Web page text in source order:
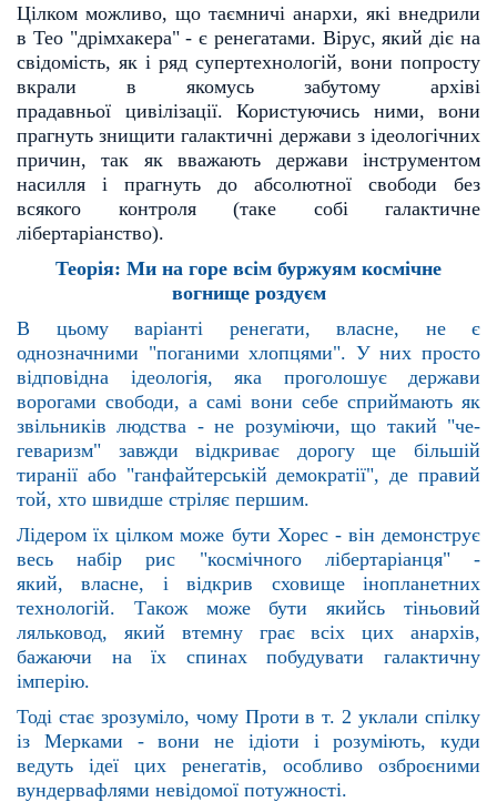
Цілком можливо, що таємничі анархи, які внедрили
в Тео "дрімхакера" - є ренегатами. Вірус, який діє на
свідомість, як і ряд супертехнологій, вони попросту
вкрали в якомусь забутому архіві
прадавньої цивілізації. Користуючись ними, вони
прагнуть знищити галактичні держави з ідеологічних
причин, так як вважають держави інструментом
насилля і прагнуть до абсолютної свободи без
всякого контроля (таке собі галактичне
лібертаріанство).
Теорія: Ми на горе всім буржуям космічне
вогнище роздуєм
В цьому варіанті ренегати, власне, не є
однозначними "поганими хлопцями". У них просто
відповідна ідеологія, яка проголошує держави
ворогами свободи, а самі вони себе сприймають як
звільників людства - не розуміючи, що такий "че-
геваризм" завжди відкриває дорогу ще більшій
тиранії або "ганфайтерській демократії", де правий
той, хто швидше стріляє першим.
Лідером їх цілком може бути Хорес - він демонструє
весь набір рис "космічного лібертаріанця" -
який,власне, і відкрив сховище інопланетних
технологій. Також може бути якийсь тіньовий
ляльковод, який втемну грає всіх цих анархів,
бажаючи на їх спинах побудувати галактичну
імперію.
Тоді стає зрозуміло, чому Проти в т. 2 уклали спілку
із Мерками - вони не ідіоти і розуміють, куди
ведуть ідеї цих ренегатів, особливо озброєними
вундервафлями невідомої потужності.